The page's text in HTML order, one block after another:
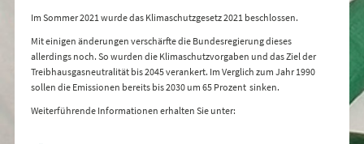
Im Sommer 2021 wurde das Klimaschutzgesetz 2021 beschlossen.
Mit einigen änderungen verschärfte die Bundesregierung dieses
allerdings noch. So wurden die Klimaschutzvorgaben und das Ziel der
Treibhausgasneutralität bis 2045 verankert. Im Verglich zum Jahr 1990
sollen die Emissionen bereits bis 2030 um 65 Prozent sinken.
Weiterführende Informationen erhalten Sie unter: